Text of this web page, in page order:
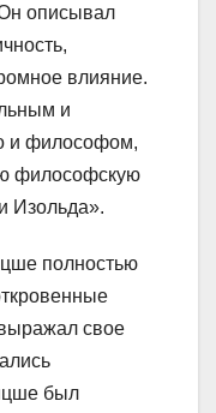
описывал
влияние.
и
и философом,
философскую
Изольда».
полностью
свое
был